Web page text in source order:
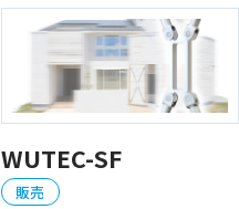
WUTEC-SF
販売